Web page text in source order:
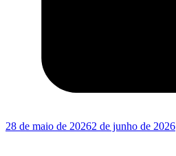
28 de maio de 20262 de junho de 2026